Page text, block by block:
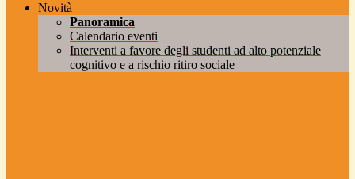
Novità
Panoramica
Calendario eventi
Interventi a favore degli studenti ad alto potenziale
cognitivo e a rischio ritiro sociale